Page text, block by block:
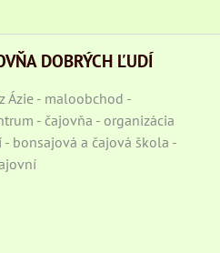
DOBRÝCH ĽUDÍ
Ázie - maloobchod -
- čajovňa - organizácia
bonsajová a čajová škola -